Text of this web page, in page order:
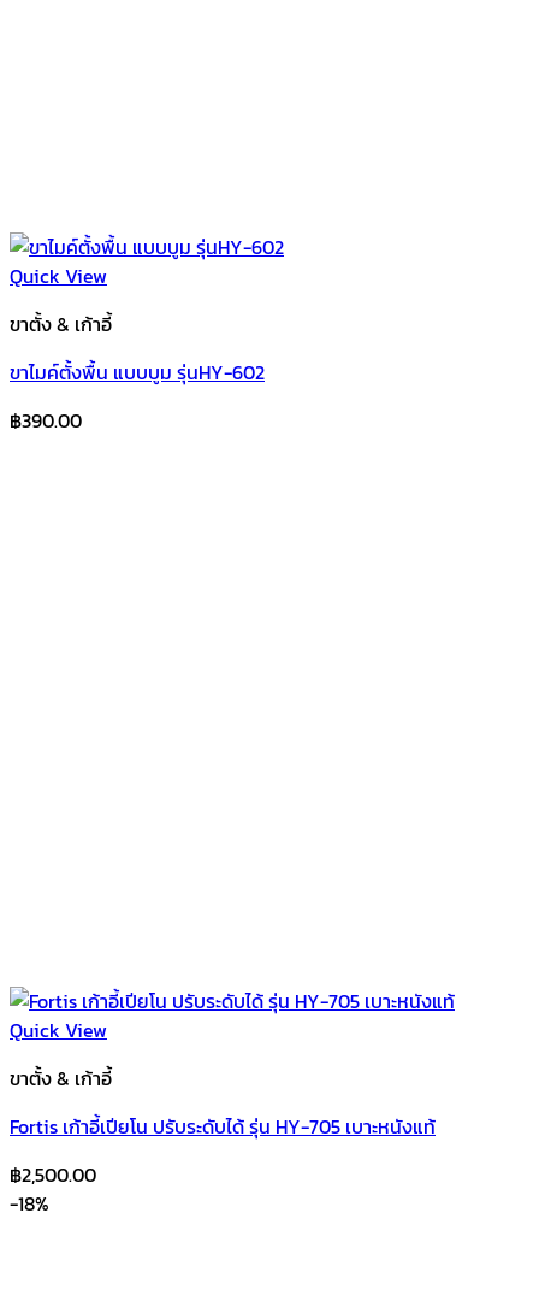
Quick View
ขาตั้ง & เก้าอี้
ขาไมค์ตั้งพื้น แบบบูม รุ่นHY-602
฿390.00
Quick View
ขาตั้ง & เก้าอี้
Fortis เก้าอี้เปียโน ปรับระดับได้ รุ่น HY-705 เบาะหนังแท้
฿2,500.00
-18%